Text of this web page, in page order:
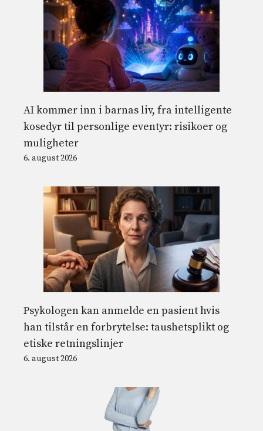
AI kommer inn i barnas liv, fra intelligente
kosedyr til personlige eventyr: risikoer og
muligheter
6. august 2026
Psykologen kan anmelde en pasient hvis
han tilstår en forbrytelse: taushetsplikt og
etiske retningslinjer
6. august 2026